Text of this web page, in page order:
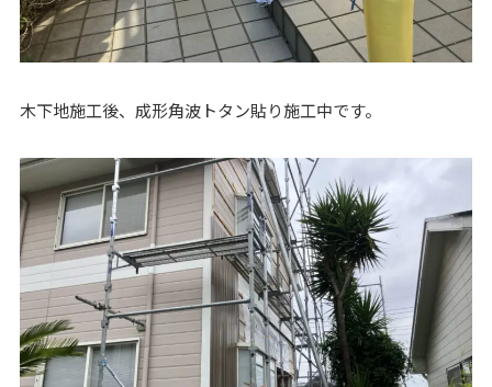
木下地施工後、成形角波トタン貼り施工中です。